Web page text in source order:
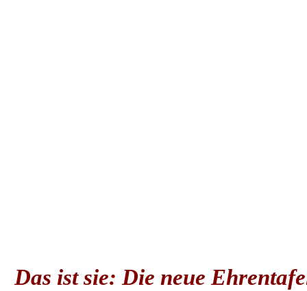
Das ist sie: Die neue